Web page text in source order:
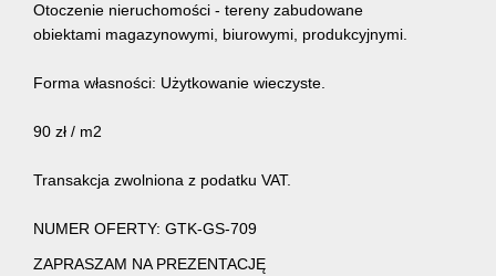
Otoczenie nieruchomości - tereny zabudowane
obiektami magazynowymi, biurowymi, produkcyjnymi.
Forma własności: Użytkowanie wieczyste.
90 zł / m2
Transakcja zwolniona z podatku VAT.
NUMER OFERTY: GTK-GS-709
ZAPRASZAM NA PREZENTACJĘ